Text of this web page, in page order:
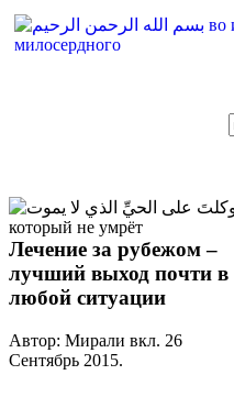
Лечение за рубежом –
лучший выход почти в
любой ситуации
Автор: Мирали вкл. 26
Сентябрь 2015.